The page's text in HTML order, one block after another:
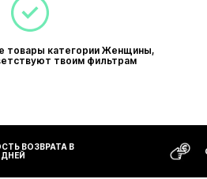
товары категории Женщины,
твоим фильтрам
В